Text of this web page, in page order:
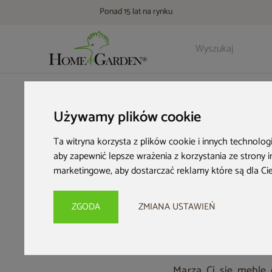
Używamy plików cookie
Ta witryna korzysta z plików cookie i innych
aby zapewnić lepsze wrażenia z korzystania ze strony
marketingowe,aby dostarczać reklamy które są dla
ZGODA ZMIANA USTAWIEŃ
Ponad 15 lat na rynku
Jakie